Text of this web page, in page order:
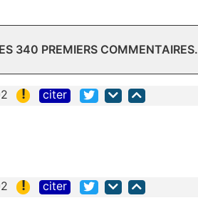
340 PREMIERS COMMENTAIRES.
! citer
! citer